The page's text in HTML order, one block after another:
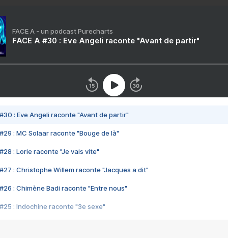
FACE A - un podcast Purecharts
FACE A #30 : Eve Angeli raconte "Avant de partir"
#30 : Eve Angeli raconte "Avant de partir"
#29 : MC Solaar raconte "Bouge de là"
#28 : Lorie raconte "Je vais vite"
#27 : Christophe Willem raconte "Jacques a dit"
#26 : Chimène Badi raconte "Entre nous"
#25 : Indochine raconte "3e sexe"